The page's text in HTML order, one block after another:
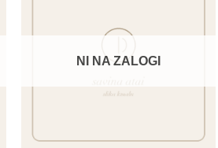
NI NA ZALOGI